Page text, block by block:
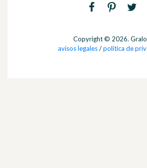
Copyright © 2026.
avisos legales/politica de